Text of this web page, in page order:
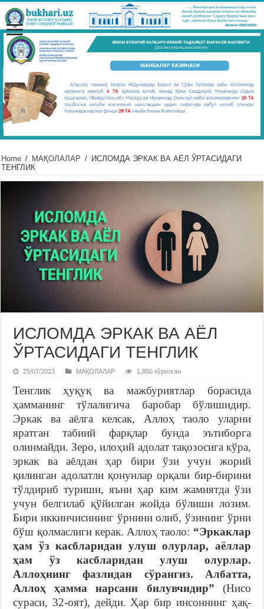
Home / МАҚОЛАЛАР / ИСЛОМДА ЭРКАК ВА АЁЛ ЎРТАСИДАГИ
ТЕНГЛИК
ИСЛОМДА ЭРКАК ВА АЁЛ
ЎРТАСИДАГИ ТЕНГЛИК
25/07/2023 МАҚОЛАЛАР 1,850 кўрилган
Тенглик ҳуқуқ ва мажбуриятлар борасида
ҳамманинг тўлалигича баробар бўлишидир.
Эркак ва аёлга келсак, Аллоҳ таоло уларни
яратган табиий фарқлар бунда эътиборга
олинмайди. Зеро, илоҳий адолат тақозосига кўра,
эркак ва аёлдан ҳар бири ўзи учун жорий
қилинган адолатли қонунлар орқали бир-бирини
тўлдириб туриши, яъни ҳар ким жамиятда ўзи
учун белгилаб қўйилган жойда бўлиши лозим.
Бири иккинчисининг ўрнини олиб, ўзининг ўрни
бўш қолмаслиги керак. Аллоҳ таоло: “Эркаклар
ҳам ўз касбларидан улуш олурлар, аёллар
ҳам ўз касбларидан улуш олурлар.
Аллоҳнинг фазлидан сўрангиз. Албатта,
Аллоҳ ҳамма нарсани билувчидир” (Нисо
сураси, 32-оят), дейди. Ҳар бир инсоннинг ҳақ-